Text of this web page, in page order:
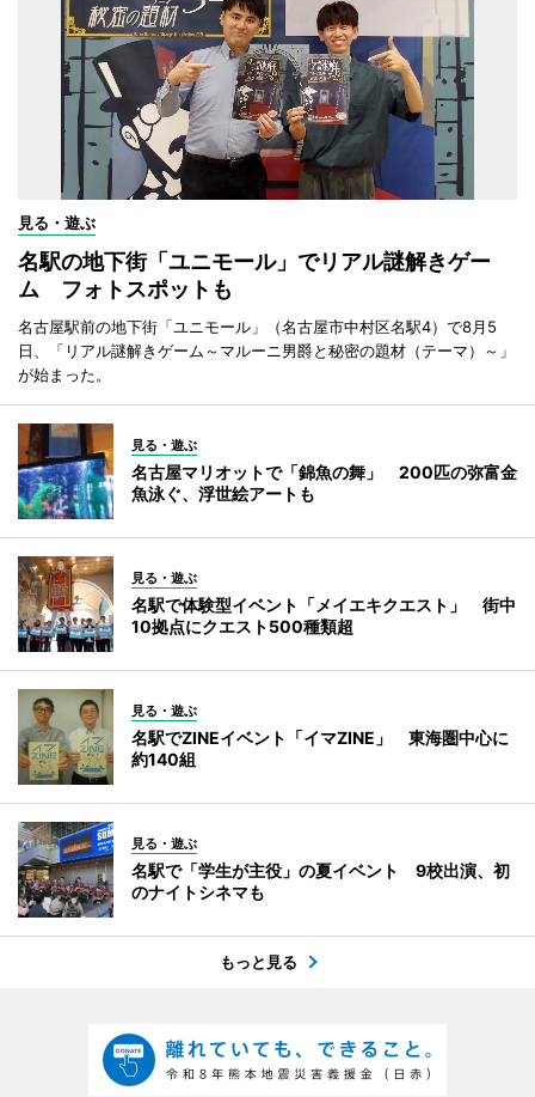
見る・遊ぶ
名駅の地下街「ユニモール」でリアル謎解きゲー
ム フォトスポットも
名古屋駅前の地下街「ユニモール」（名古屋市中村区名駅4）で8月5
日、「リアル謎解きゲーム～マルーニ男爵と秘密の題材（テーマ）～」
が始まった。
見る・遊ぶ
名古屋マリオットで「錦魚の舞」 200匹の弥富金
魚泳ぐ、浮世絵アートも
見る・遊ぶ
名駅で体験型イベント「メイエキクエスト」 街中
10拠点にクエスト500種類超
見る・遊ぶ
名駅でZINEイベント「イマZINE」 東海圏中心に
約140組
見る・遊ぶ
名駅で「学生が主役」の夏イベント 9校出演、初
のナイトシネマも
もっと見る